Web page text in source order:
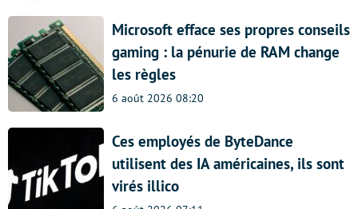
Microsoft efface ses propres conseils
gaming : la pénurie de RAM change
les règles
6 août 2026 08:20
Ces employés de ByteDance
utilisent des IA américaines, ils sont
virés illico